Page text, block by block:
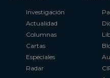
Investigación
Actualidad
Columnas
Cartas
Especiales
Radar